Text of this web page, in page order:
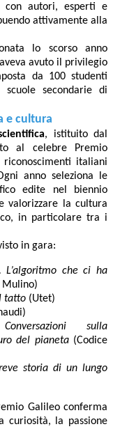
con autori, esperti e
attivamente alla
lo scorso anno
avuto il privilegio
da 100 studenti
secondarie di
e cultura
, istituito dal
al celebre Premio
italiani
anno seleziona le
edite nel biennio
valorizzare la cultura
in particolare tra i
in gara:
L’algoritmo che ci ha
Mulino)
tatto (Utet)
sulla
del pianeta(Codice
storia di un lungo
Galileo conferma
curiosità, la passione